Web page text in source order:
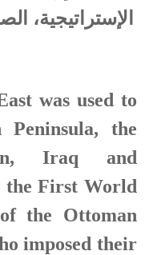
الإستراتيجية،
was used to
the
Iraq and
the First World
the Ottoman
imposed their